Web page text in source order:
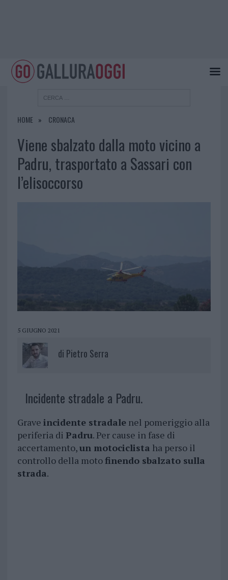
HOME CRONACA
Viene sbalzato dalla moto vicino a
Padru, trasportato a Sassari con
l’elisoccorso
5 GIUGNO 2021
di Pietro Serra
Incidente stradale a Padru.
Grave incidente stradalenel pomeriggio alla
periferia di Padru. Per cause in fase di
accertamento,un motociclista ha perso il
controllo della motofinendo sbalzato sulla
strada.